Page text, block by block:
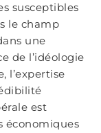
susceptibles
le champ
une
de l’idéologie
l’expertise
est
économiques